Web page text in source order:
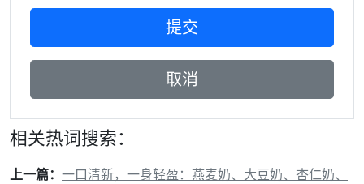
相关热词搜索：
上一篇： 一口清新，一身轻盈：燕麦奶、大豆奶、杏仁奶、